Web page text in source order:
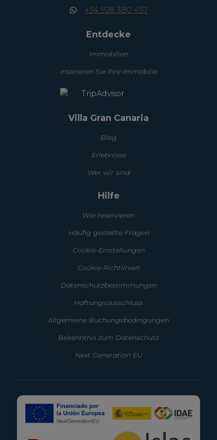
+34 928 380 457
Entdecke
Immobilien
Inserieren Sie Ihre Immobilie
Villa Gran Canaria
Blog
Erlebnisse
Wer wir sind
Hilfe
Wie reservieren
Häufig gestellte Fragen
Cookie-Einstellungen
Cookie-Richtlinien
Datenschutzbestimmungen
Haftungsausschluss
Allgemeine Buchungsbedingungen
Bekenntnis zum Datenschutz
Next Generation EU